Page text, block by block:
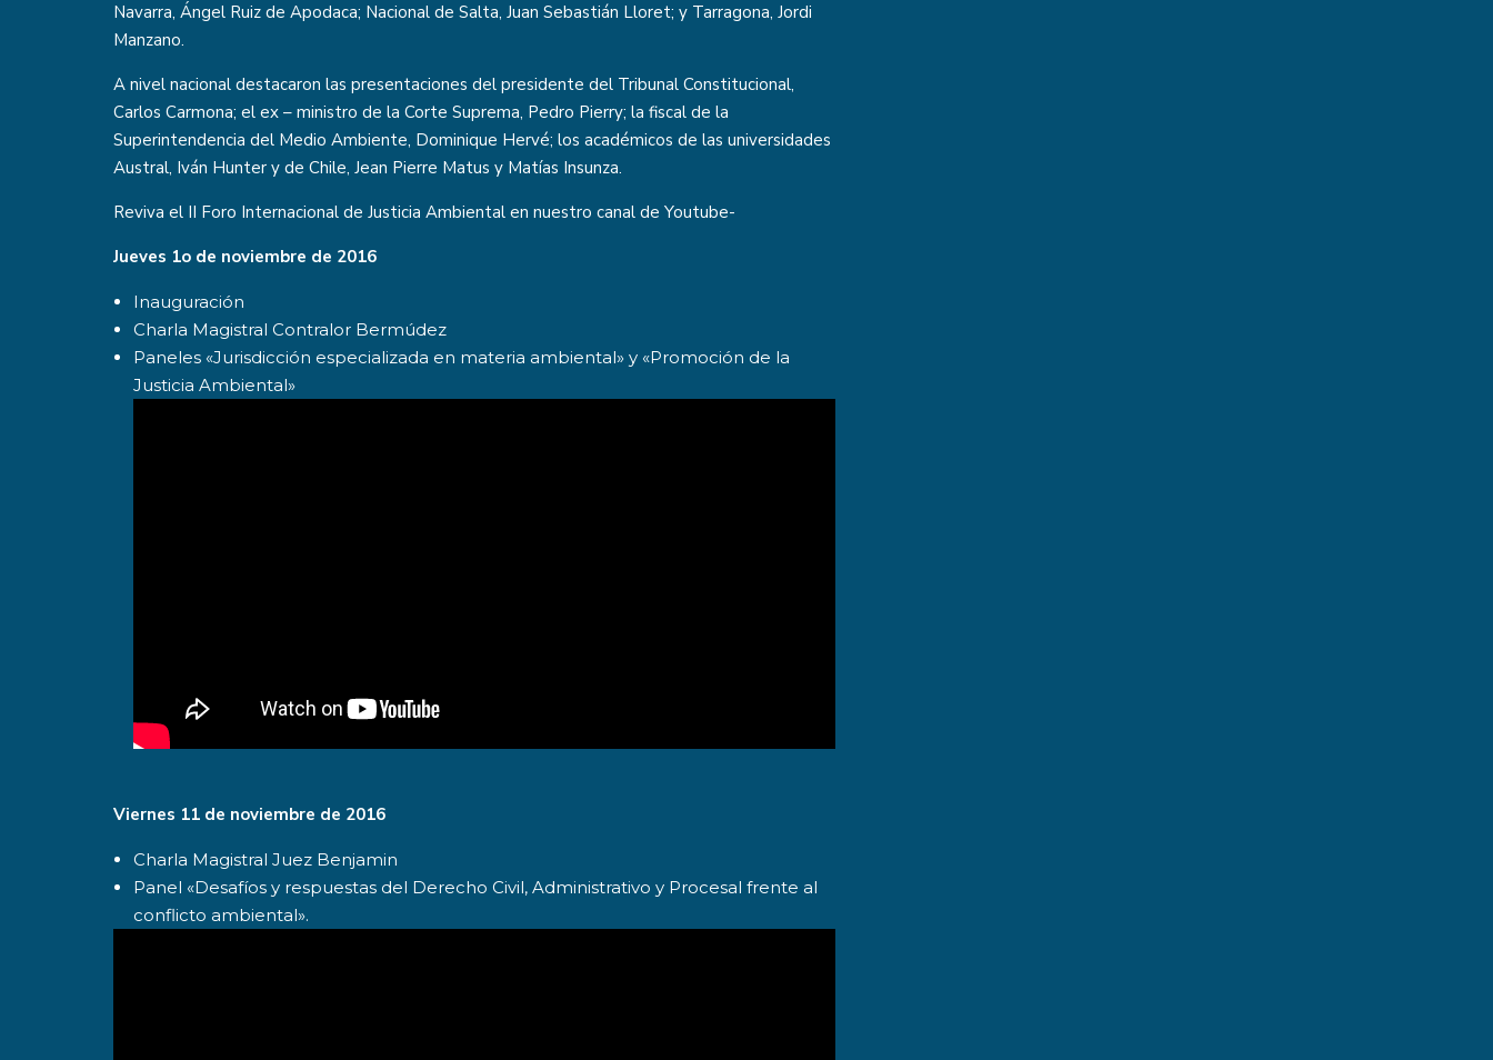
Navarra, Ángel Ruiz de Apodaca; Nacional de Salta, Juan Sebastián Lloret; y Tarragona, Jordi
Manzano.
A nivel nacional destacaron las presentaciones del presidente del Tribunal Constitucional,
Carlos Carmona; el ex – ministro de la Corte Suprema, Pedro Pierry; la fiscal de la
Superintendencia del Medio Ambiente, Dominique Hervé; los académicos de las universidades
Austral, Iván Hunter y de Chile, Jean Pierre Matus y Matías Insunza.
Reviva el II Foro Internacional de Justicia Ambiental en nuestro canal de Youtube-
Jueves 1o de noviembre de 2016
Inauguración
Charla Magistral Contralor Bermúdez
Paneles «Jurisdicción especializada en materia ambiental» y «Promoción de la
Justicia Ambiental»
Viernes 11 de noviembre de 2016
Charla Magistral Juez Benjamin
Panel «Desafíos y respuestas del Derecho Civil, Administrativo y Procesal frente al
conflicto ambiental».